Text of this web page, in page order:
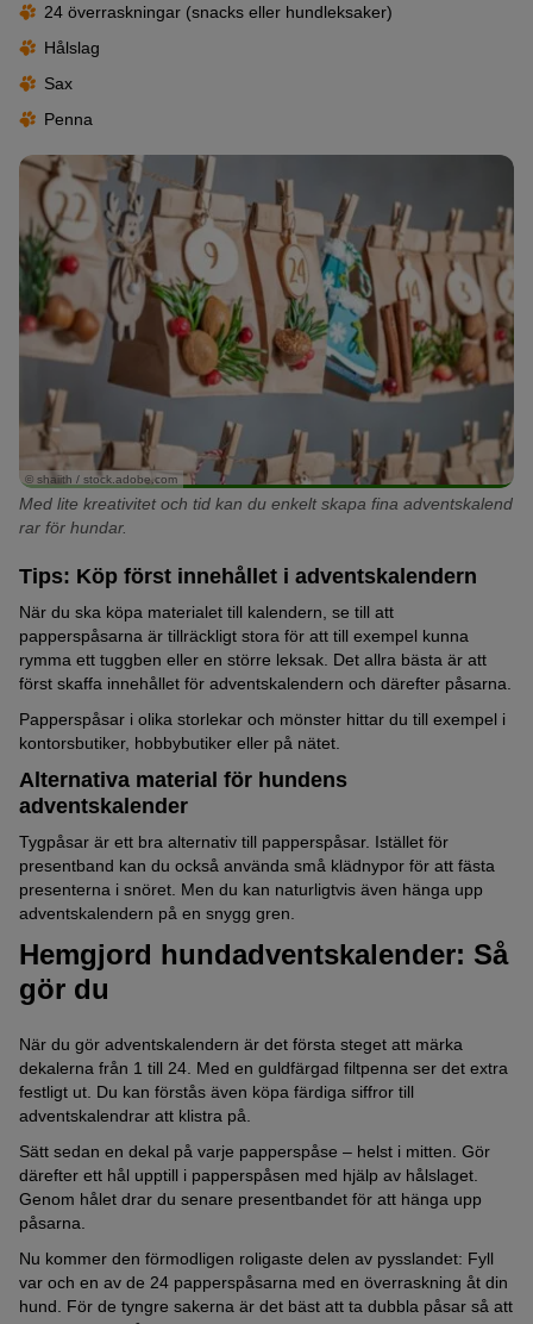
24 överraskningar (snacks eller hundleksaker)
Hålslag
Sax
Penna
© shaiith / stock.adobe.com
Med lite kreativitet och tid kan du enkelt skapa fina adventskalend
rar för hundar.
Tips: Köp först innehållet i adventskalendern
När du ska köpa materialet till kalendern, se till att
papperspåsarna är tillräckligt stora för att till exempel kunna
rymma ett tuggben eller en större leksak. Det allra bästa är att
först skaffa innehållet för adventskalendern och därefter påsarna.
Papperspåsar i olika storlekar och mönster hittar du till exempel i
kontorsbutiker, hobbybutiker eller på nätet.
Alternativa material för hundens
adventskalender
Tygpåsar är ett bra alternativ till papperspåsar. Istället för
presentband kan du också använda små klädnypor för att fästa
presenterna i snöret. Men du kan naturligtvis även hänga upp
adventskalendern på en snygg gren.
Hemgjord hundadventskalender: Så
gör du
När du gör adventskalendern är det första steget att märka
dekalerna från 1 till 24. Med en guldfärgad filtpenna ser det extra
festligt ut. Du kan förstås även köpa färdiga siffror till
adventskalendrar att klistra på.
Sätt sedan en dekal på varje papperspåse – helst i mitten. Gör
därefter ett hål upptill i papperspåsen med hjälp av hålslaget.
Genom hålet drar du senare presentbandet för att hänga upp
påsarna.
Nu kommer den förmodligen roligaste delen av pysslandet: Fyll
var och en av de 24 papperspåsarna med en överraskning åt din
hund. För de tyngre sakerna är det bäst att ta dubbla påsar så att